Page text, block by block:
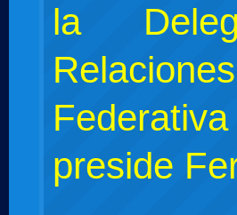
la
preside